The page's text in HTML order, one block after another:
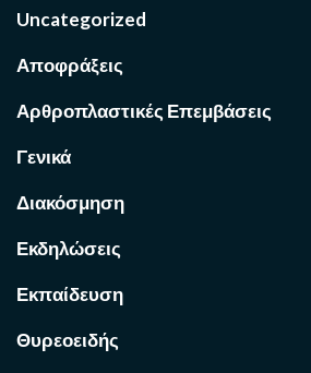
Uncategorized
Αποφράξεις
Αρθροπλαστικές Επεμβάσεις
Γενικά
Διακόσμηση
Εκδηλώσεις
Εκπαίδευση
Θυρεοειδής